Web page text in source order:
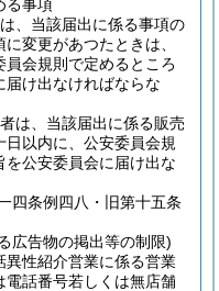
る事項
、当該届出に係る事項の
変更があつたときは、
会規則で定めるところ
届け出なければならな
は、当該届出に係る販売
以内に、公安委員会規
公安委員会に届け出な
四条例四八・旧第十五条
広告物の掲出等の制限)
異性紹介営業に係る営業
電話番号若しくは無店舗